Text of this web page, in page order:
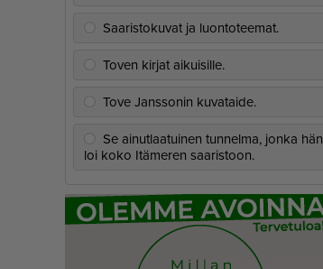
Saaristokuvat ja luontoteemat.
Toven kirjat aikuisille.
Tove Janssonin kuvataide.
Se ainutlaatuinen tunnelma, jonka hän
loi koko Itämeren saaristoon.